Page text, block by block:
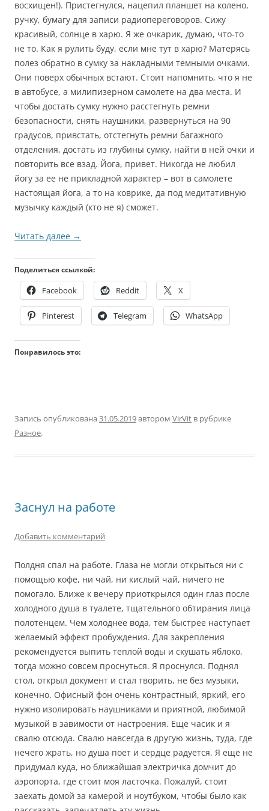
восхищен!). Пристегнулся, нацепил планшет на колено,
ручку, бумагу для записи радиопереговоров. Сижу
красивый, солнце в харю. Я же очкарик, думаю, что-то
не то. Как я рулить буду, если мне тут в харю? Матерясь
полез обратно в сумку за накладными темными очками.
Они поверх обычных встают. Стоит напомнить, что я не
в автобусе, а милипизерном самолете на два места. И
чтобы достать сумку нужно расстегнуть ремни
безопасности, снять наушники, развернуться на 90
градусов, привстать, отстегнуть ремни багажного
отделения, достать из глубины сумку, найти в ней очки и
повторить все взад. Йога, привет. Никогда не любил
йогу за ее не прикладной характер – вот в самолете
настоящая йога, а то на коврике, да под медитативную
музычку каждый (кто не я) сможет.
Читать далее →
Поделиться ссылкой:
Facebook Reddit X
Pinterest Telegram WhatsApp
Понравилось это:
Запись опубликована 31.05.2019автором VirVit в рубрике
Разное.
Заснул на работе
Добавить комментарий
Полдня спал на работе. Глаза не могли открыться ни с
помощью кофе, ни чай, ни кислый чай, ничего не
помогало. Ближе к вечеру приоткрылся один глаз после
холодного душа в туалете, тщательного обтирания лица
полотенцем. Чем холоднее вода, тем быстрее наступает
желаемый эффект пробуждения. Для закрепления
рекомендуется выпить теплой воды и скушать яблоко,
тогда можно совсем проснуться. Я проснулся. Поднял
стол, открыл документ и стал творить, не без музыки,
конечно. Офисный фон очень контрастный, яркий, его
нужно изолировать наушниками и приятной, любимой
музыкой в завимости от настроения. Еще часик и я
свалю отсюда. Свалю навсегда в другую жизнь, туда, где
нечего жрать, но душа поет и сердце радуется. Я еще не
придумал куда, но ближайшая электричка домчит до
аэропорта, где стоит моя ласточка. Пожалуй, стоит
заехать домой за камерой и ноутбуком, чтобы было как